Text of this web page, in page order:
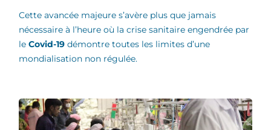
Cette avancée majeure s’avère plus que jamais
nécessaire à l’heure où la crise sanitaire engendrée par
leCovid-19 démontre toutes les limites d’une
mondialisation non régulée.